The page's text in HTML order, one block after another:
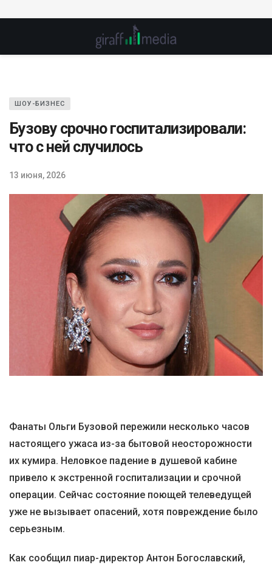
ШОУ-БИЗНЕС
Бузову срочно госпитализировали:
что с ней случилось
13 июня, 2026
Фанаты Ольги Бузовой пережили несколько часов
настоящего ужаса из-за бытовой неосторожности
их кумира. Неловкое падение в душевой кабине
привело к экстренной госпитализации и срочной
операции. Сейчас состояние поющей телеведущей
уже не вызывает опасений, хотя повреждение было
серьезным.
Как сообщил пиар-директор Антон Богославский,